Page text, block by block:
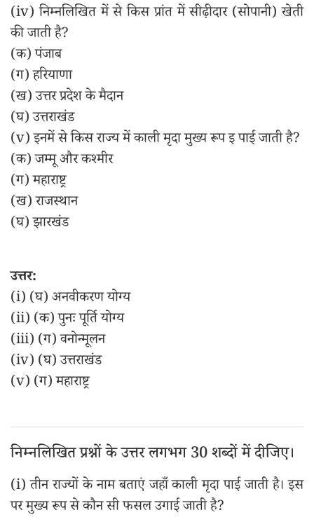
(iv) निम्नलिखित में से किस प्रांत में सीढ़ीदार (सोपानी) खेती
की जाती है?
(क) पंजाब
(ग) हरियाणा
(ख) उत्तर प्रदेश के मैदान
(घ) उत्तराखंड
(v) इनमें से किस राज्य में काली मृदा मुख्य रूप इ पाई जाती है?
(क) जम्मू और कश्मीर
(ग) महाराष्ट्र
(ख) राजस्थान
(घ) झारखंड
उत्तर:
(i) (घ) अनवीकरण योग्य
(ii) (क) पुनः पूर्ति योग्य
(iii) (ग) वनोन्मूलन
(iv) (घ) उत्तराखंड
(v) (ग) महाराष्ट्र
निम्नलिखित प्रश्नों के उत्तर लगभग 30 शब्दों में दीजिए।
(i) तीन राज्यों के नाम बताएं जहाँ काली मृदा पाई जाती है। इस
पर मुख्य रूप से कौन सी फसल उगाई जाती है?